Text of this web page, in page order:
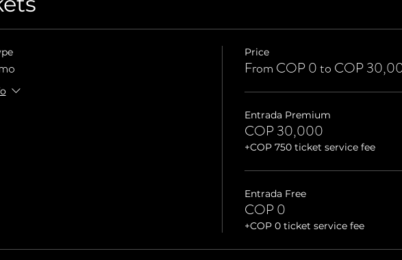
Price
From COP 0 to COP
Entrada Premium
COP 30,000
+COP 750 ticket service fee
Entrada Free
COP 0
+COP 0 ticket service fee